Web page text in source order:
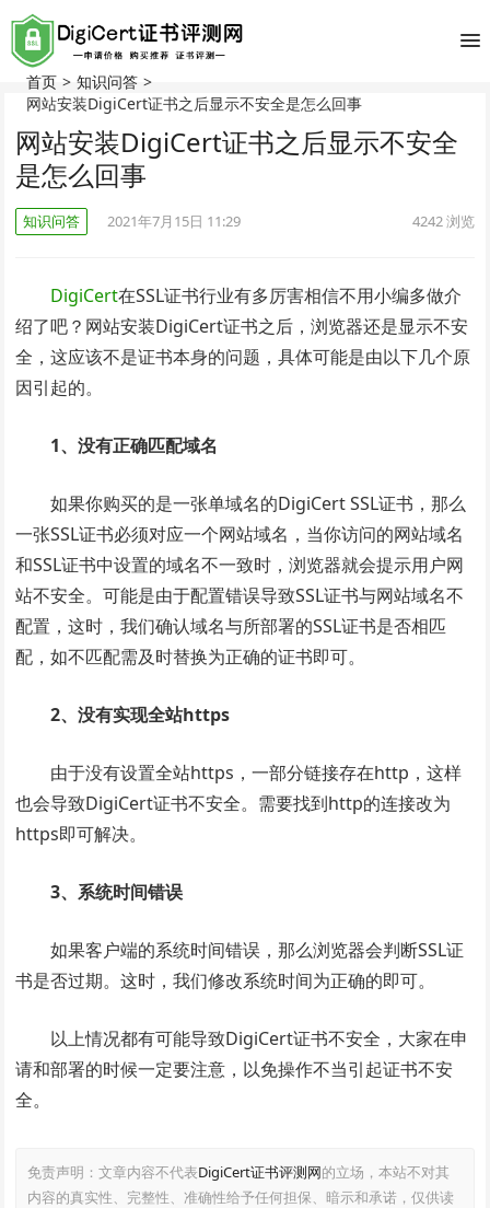
首页 > 知识问答 >
网站安装DigiCert证书之后显示不安全是怎么回事
网站安装DigiCert证书之后显示不安全
是怎么回事
知识问答 2021年7月15日 11:29 4242浏览
DigiCert在SSL证书行业有多厉害相信不用小编多做介
绍了吧？网站安装DigiCert证书之后，浏览器还是显示不安
全，这应该不是证书本身的问题，具体可能是由以下几个原
因引起的。
1、没有正确匹配域名
如果你购买的是一张单域名的DigiCert SSL证书，那么
一张SSL证书必须对应一个网站域名，当你访问的网站域名
和SSL证书中设置的域名不一致时，浏览器就会提示用户网
站不安全。可能是由于配置错误导致SSL证书与网站域名不
配置，这时，我们确认域名与所部署的SSL证书是否相匹
配，如不匹配需及时替换为正确的证书即可。
2、没有实现全站https
由于没有设置全站https，一部分链接存在http，这样
也会导致DigiCert证书不安全。需要找到http的连接改为
https即可解决。
3、系统时间错误
如果客户端的系统时间错误，那么浏览器会判断SSL证
书是否过期。这时，我们修改系统时间为正确的即可。
以上情况都有可能导致DigiCert证书不安全，大家在申
请和部署的时候一定要注意，以免操作不当引起证书不安
全。
免责声明：文章内容不代表DigiCert证书评测网的立场，本站不对其
内容的真实性、完整性、准确性给予任何担保、暗示和承诺，仅供读